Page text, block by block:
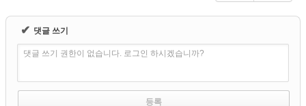
✔ 댓글 쓰기
댓글 쓰기 권한이 없습니다. 로그인 하시겠습니까?